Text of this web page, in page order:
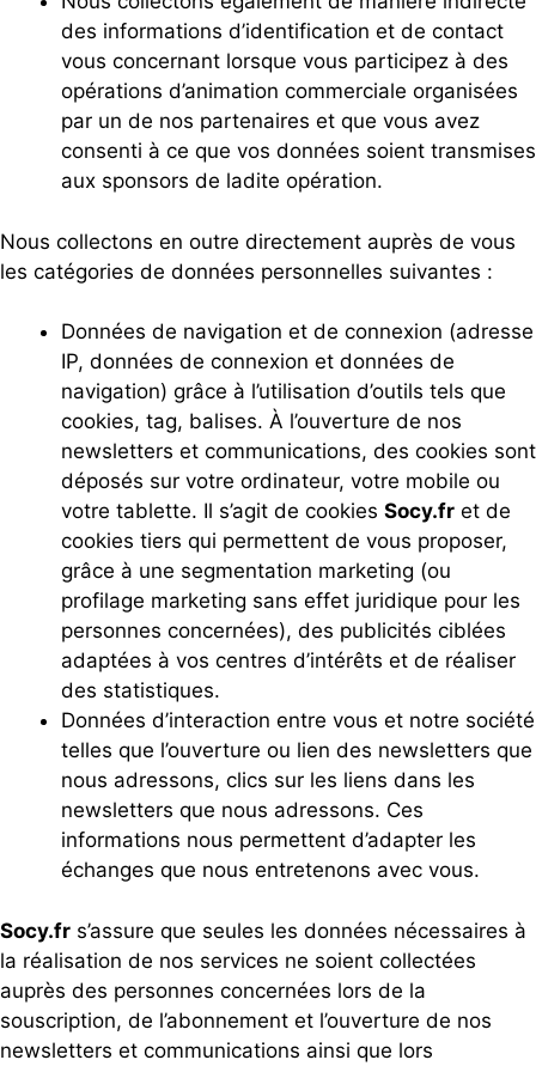
des informations d’identification et de contact
vous concernant lorsque vous participez à des
opérations d’animation commerciale organisées
par un de nos partenaires et que vous avez
consenti à ce que vos données soient transmises
aux sponsors de ladite opération.
Nous collectons en outre directement auprès de vous
les catégories de données personnelles suivantes :
Données de navigation et de connexion (adresse
IP, données de connexion et données de
navigation) grâce à l’utilisation d’outils tels que
cookies, tag, balises. À l’ouverture de nos
newsletters et communications, des cookies sont
déposés sur votre ordinateur, votre mobile ou
votre tablette. Il s’agit de cookies Socy.fr et de
cookies tiers qui permettent de vous proposer,
grâce à une segmentation marketing (ou
profilage marketing sans effet juridique pour les
personnes concernées), des publicités ciblées
adaptées à vos centres d’intérêts et de réaliser
des statistiques.
Données d’interaction entre vous et notre société
telles que l’ouverture ou lien des newsletters que
nous adressons, clics sur les liens dans les
newsletters que nous adressons. Ces
informations nous permettent d’adapter les
échanges que nous entretenons avec vous.
Socy.fr s’assure que seules les données nécessaires à
la réalisation de nos services ne soient collectées
auprès des personnes concernées lors de la
souscription, de l’abonnement et l’ouverture de nos
newsletters et communications ainsi que lors